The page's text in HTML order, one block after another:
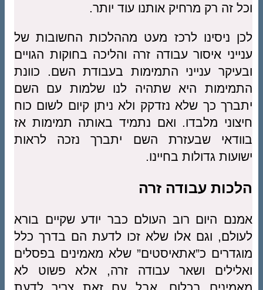
וכל זה רק מרחיק אותנו עוד יותר.
לכן ניסינו לרכז מעט מההלכות החשובות של
ענייני איסור עבודה זרה והליכה בחוקות הגויים
ובעיקר ענייני התמימות בעבודת השם. כוונת
התמימות היא שתהיה לנו שלמות עם השם
יתברך כך שלא נזדקק ולא ניתן קיום לשום כוח
חיצוני מלבדו. ואם נתמיד באותה תמימות אז
בוודאי שבעזרת השם יתברך נזכה לראות
ישועות גדולות בחיינו.
הלכות עבודה זרה
אמנם היום רוב העולם כבר יודע שקיים בורא
לעולם, וגם אלו שלא זכו לדעת הם בדרך כלל
מוגדרים כ”אתאיסטים” שלא מאמינים בפסלים
ואלילים ושאר עבודה זרה, אלא פשוט לא